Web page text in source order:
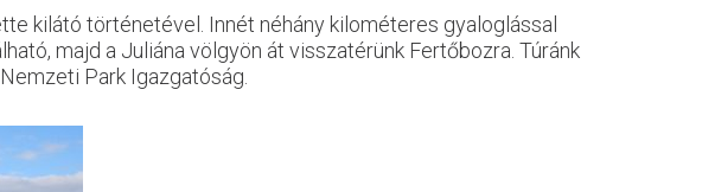
kilátó történetével. Innét néhány kilométeres gyaloglással
majd a Juliána völgyön át visszatérünk Fertőbozra. Túránk
Park Igazgatóság.